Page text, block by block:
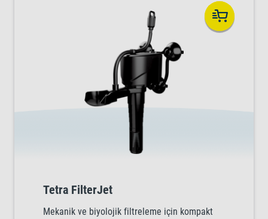
Tetra FilterJet
Mekanik ve biyolojik filtreleme için kompakt